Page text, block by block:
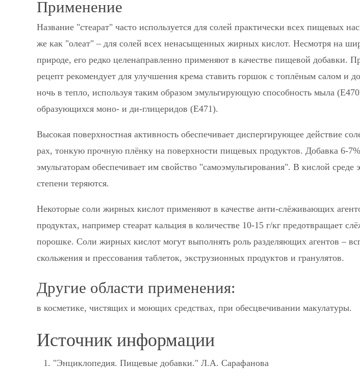
Применение
Название "стеарат" часто используется для солей практически всех пищевых
же как "олеат" – для солей всех ненасыщенных жирных кислот. Несмотря на
природе, его редко целенаправленно применяют в качестве пищевой добавки.
рецепт рекомендует для улучшения крема ставить горшок с топлёным салом и
ночь в тепло, используя таким образом эмульгирующую способность мыла
образующихся моно- и ди-глицеридов (Е471).
Высокая поверхностная активность обеспечивает диспергирующее действие
рах, тонкую прочную плёнку на поверхности пищевых продуктов. Добавка 6-
эмульгаторам обеспечивает им свойство "самоэмульгирования". В кислой среде
степени теряются.
Некоторые соли жирных кислот применяют в качестве анти-слёживающих
продуктах, например стеарат кальция в количестве 10-15 г/кг предотвращает
порошке. Соли жирных кислот могут выполнять роль разделяющих агентов –
скольжения и прессования таблеток, экструзионных продуктов и гранулятов.
Другие области применения:
в косметике, чистящих и моющих средствах, при обесцвечивании макулатуры.
Источник информации
"Энциклопедия. Пищевые добавки." Л.А. Сарафанова